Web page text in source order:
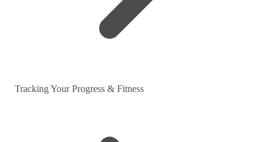
Tracking Your Progress & Fitness